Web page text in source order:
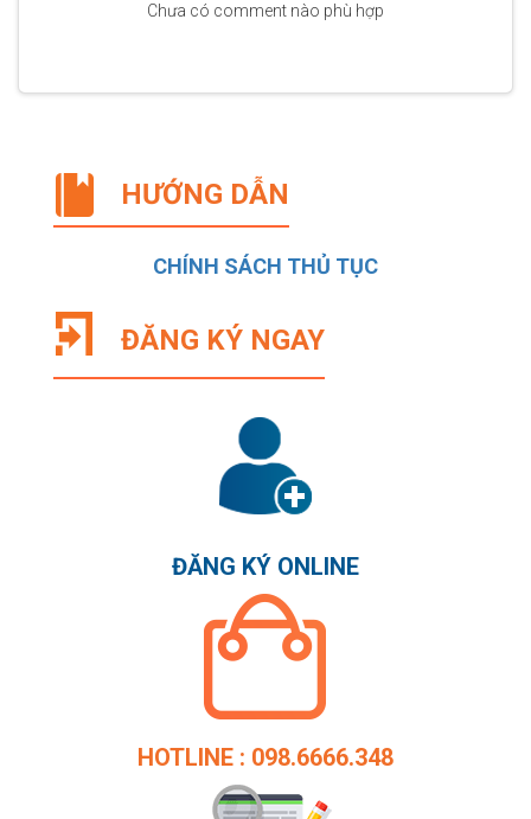
Chưa có comment nào phù hợp
HƯỚNG DẪN
CHÍNH SÁCH THỦ TỤC
ĐĂNG KÝ NGAY
ĐĂNG KÝ ONLINE
HOTLINE : 098.6666.348